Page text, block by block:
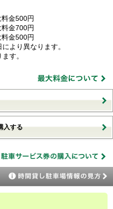
金500円
金700円
金500円
より異なります。
す。
入する